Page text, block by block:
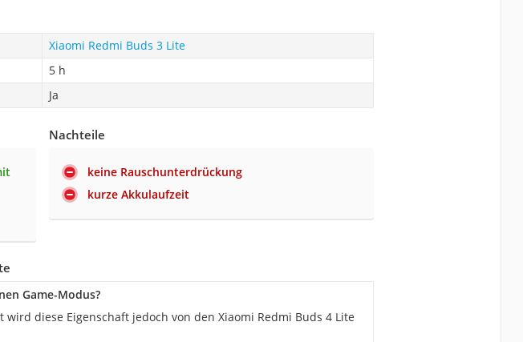
Xiaomi Redmi Buds 3 Lite
5 h
Ja
Nachteile
keine Rauschunterdrückung
kurze Akkulaufzeit
Game-Modus?
diese Eigenschaft jedoch von den Xiaomi Redmi Buds 4 Lite